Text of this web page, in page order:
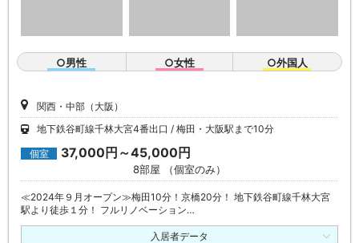
○男性 ○女性 ○外国人
関西・中部（大阪）
地下鉄谷町線千林大宮4番出口
梅田・大阪駅まで10分
個室 37,000円～45,000円
8部屋 （個室のみ）
≪2024年９月オープン≫梅田10分！京橋20分！ 地下鉄谷町線千林大宮
駅より徒歩１分！ フルリノベーション…
入居者データ